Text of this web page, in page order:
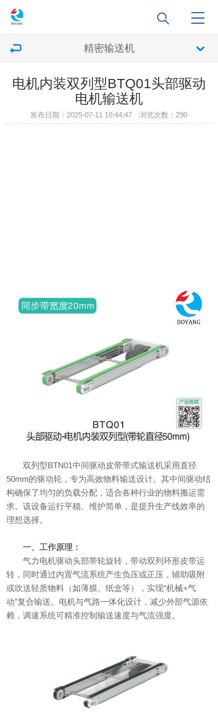
精密输送机
电机内装双列型BTQ01头部驱动
电机输送机
发布日期：2025-07-11 10:44:47 浏览次数： 290
双列型BTN01中间驱动皮带带式输送机采用直径
50mm的驱动轮，专为高效物料输送设计。其中间驱动结
构确保了均匀的负载分配，适合各种行业的物料搬运需
求。该设备运行平稳、维护简单，是提升生产线效率的
理想选择。
一、工作原理：
气力电机驱动头部带轮旋转，带动双列环形皮带运
转，同时通过内置气流系统产生负压或正压，辅助吸附
或吹送轻质物料（如薄膜、纸盒等），实现“机械+气
动”复合输送。电机与气路一体化设计，减少外部气源依
赖，调速系统可精准控制输送速度与气流强度。